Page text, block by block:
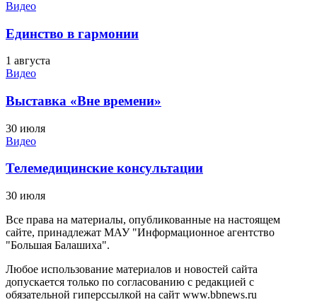
Видео
Единство в гармонии
1 августа
Видео
Выставка «Вне времени»
30 июля
Видео
Телемедицинские консультации
30 июля
Все права на материалы, опубликованные на настоящем
сайте, принадлежат МАУ "Информационное агентство
"Большая Балашиха".
Любое использование материалов и новостей сайта
допускается только по согласованию с редакцией с
обязательной гиперссылкой на сайт www.bbnews.ru